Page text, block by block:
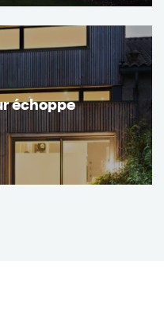
échoppe